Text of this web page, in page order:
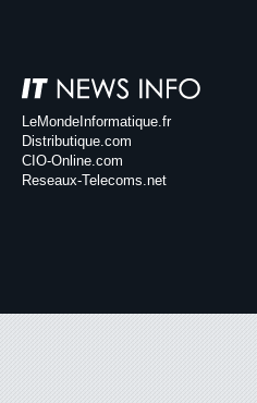
LeMondeInformatique.fr
Distributique.com
CIO-Online.com
Reseaux-Telecoms.net